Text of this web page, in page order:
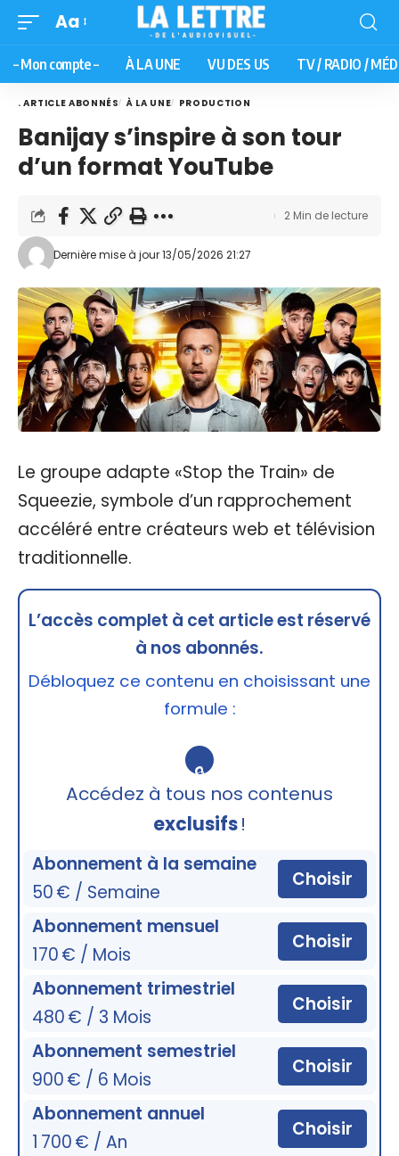
Aa
– Mon compte – À LA UNE VU DES US TV / RADIO /
. ARTICLE ABONNÉS À LA UNE PRODUCTION
Banijay s’inspire à son tour
d’un format YouTube
Dernière mise à jour 13/05/2026 21:27
2 Min de lecture
Le groupe adapte «Stop the Train» de
Squeezie, symbole d’un rapprochement
accéléré entre créateurs web et télévision
traditionnelle.
L’accès complet à cet article est réservé
à nos abonnés.
Débloquez ce contenu en choisissant une
formule :
🔒
Accédez à tous nos contenus
exclusifs!
Abonnement à la semaine
50 € / Semaine
Choisir
Abonnement mensuel
170 € / Mois
Choisir
Abonnement trimestriel
480 € / 3 Mois
Choisir
Abonnement semestriel
900 € / 6 Mois
Choisir
Abonnement annuel
1 700 € / An
Choisir